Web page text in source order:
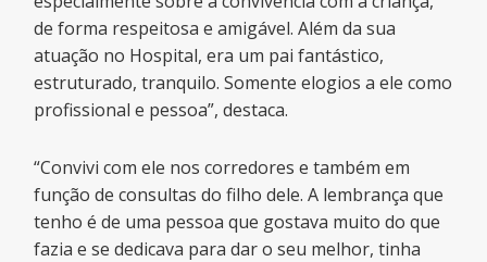
de forma respeitosa e amigável. Além da sua
atuação no Hospital, era um pai fantástico,
estruturado, tranquilo. Somente elogios a ele como
profissional e pessoa”, destaca.
“Convivi com ele nos corredores e também em
função de consultas do filho dele. A lembrança que
tenho é de uma pessoa que gostava muito do que
fazia e se dedicava para dar o seu melhor, tinha